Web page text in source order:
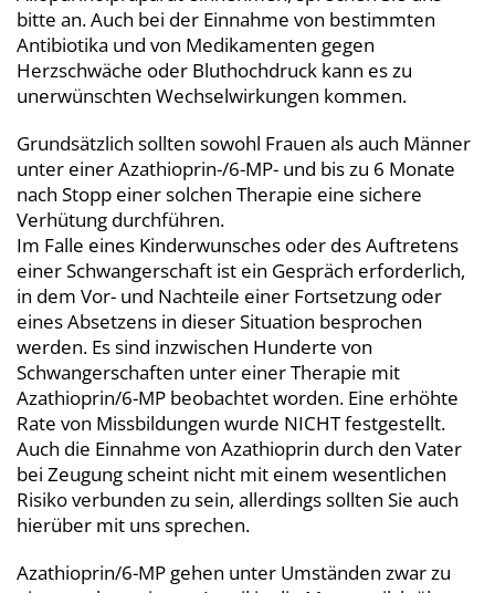
bitte an. Auch bei der Einnahme von bestimmten
Antibiotika und von Medikamenten gegen
Herzschwäche oder Bluthochdruck kann es zu
unerwünschten Wechselwirkungen kommen.
Grundsätzlich sollten sowohl Frauen als auch Männer
unter einer Azathioprin-/6-MP- und bis zu 6 Monate
nach Stopp einer solchen Therapie eine sichere
Verhütung durchführen.
Im Falle eines Kinderwunsches oder des Auftretens
einer Schwangerschaft ist ein Gespräch erforderlich,
in dem Vor- und Nachteile einer Fortsetzung oder
eines Absetzens in dieser Situation besprochen
werden. Es sind inzwischen Hunderte von
Schwangerschaften unter einer Therapie mit
Azathioprin/6-MP beobachtet worden. Eine erhöhte
Rate von Missbildungen wurde NICHT festgestellt.
Auch die Einnahme von Azathioprin durch den Vater
bei Zeugung scheint nicht mit einem wesentlichen
Risiko verbunden zu sein, allerdings sollten Sie auch
hierüber mit uns sprechen.
Azathioprin/6-MP gehen unter Umständen zwar zu